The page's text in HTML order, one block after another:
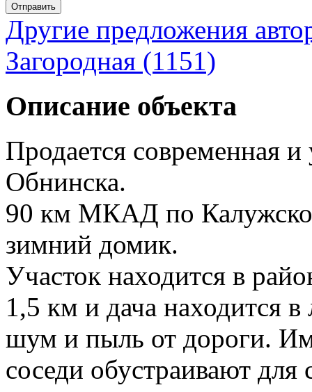
Отправить
Другие предложения
Загородная (1151)
Описание объекта
Продается современная и
Обнинска.
90 км МКАД по
зимний домик.
Участок находится в
1,5 км и дача находится
шум и пыль от дороги.
соседи обустраивают для